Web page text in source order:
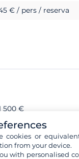
€ / pers / reserva
500 €
cookies or
from your device.
with personalised